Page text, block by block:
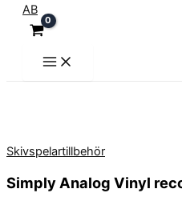
Skivspelartillbehör
Simply Analog Vinyl